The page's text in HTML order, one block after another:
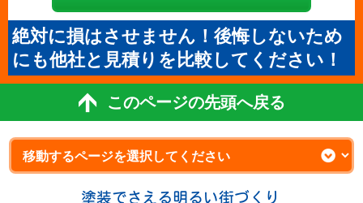
絶対に損はさせません！後悔しないため
にも他社と見積りを比較してください！
このページの先頭へ戻る